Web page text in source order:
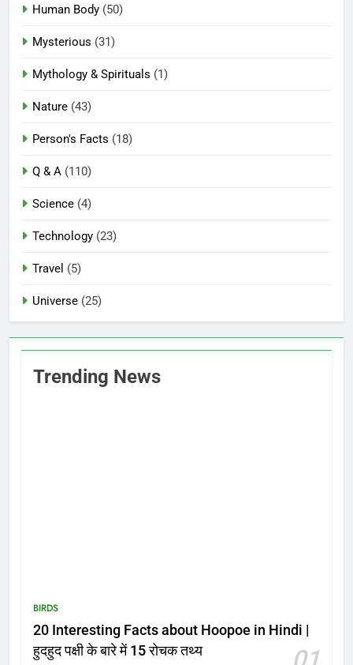
Human Body (50)
Mysterious (31)
Mythology & Spirituals (1)
Nature (43)
Person's Facts (18)
Q & A (110)
Science (4)
Technology (23)
Travel (5)
Universe (25)
Trending News
BIRDS
20 Interesting Facts about Hoopoe in Hindi |
हुदहुद पक्षी के बारे में 15 रोचक तथ्य